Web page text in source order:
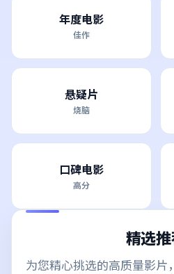
年度电影
佳作
悬疑片
烧脑
口碑电影
高分
精选
为您精心挑选的高质量影片